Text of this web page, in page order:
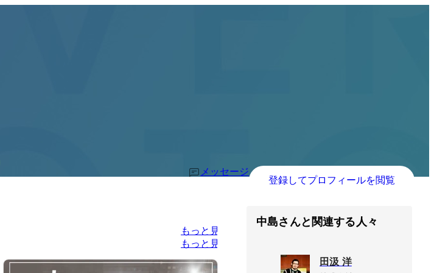
メッセージ
登録してプロフィールを閲覧
もっと見る
もっと見る
中島さんと関連する人々
田汲 洋